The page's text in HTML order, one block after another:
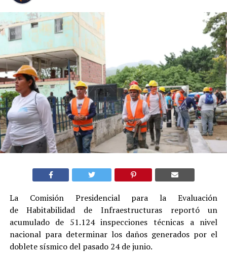
La Comisión Presidencial para la Evaluación
de Habitabilidad de Infraestructuras reportó un
acumulado de 51.124 inspecciones técnicas a nivel
nacional para determinar los daños generados por el
doblete sísmico del pasado 24 de junio.